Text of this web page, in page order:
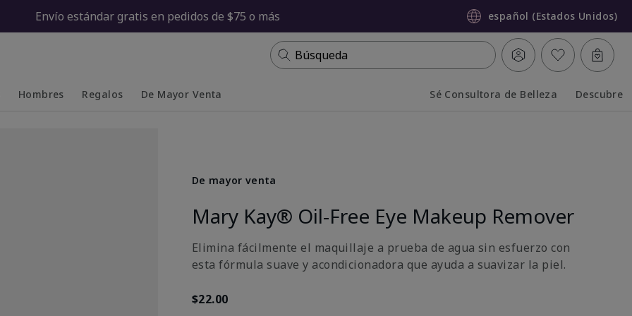
Envío estándar gratis en pedidos de $75 o más español (Estados Unidos)
Búsqueda
Hombres Regalos De Mayor Venta Sé Consultora de Belleza Descubre
De mayor venta
Mary Kay® Oil-Free Eye Makeup Remover
Elimina fácilmente el maquillaje a prueba de agua sin esfuerzo con
esta fórmula suave y acondicionadora que ayuda a suavizar la piel.
$22.00